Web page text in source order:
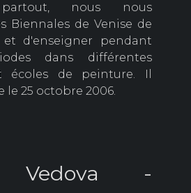
partout, nous nous
Biennales de Venise de
et d'enseigner pendant
dans différentes
écoles de peinture. Il
le 25 octobre 2006.
Vedova -